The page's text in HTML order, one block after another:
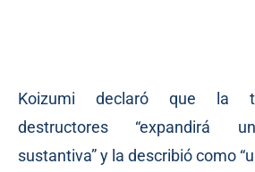
Koizumi declaró que la
destructores “expandirá
sustantiva” y la describió como